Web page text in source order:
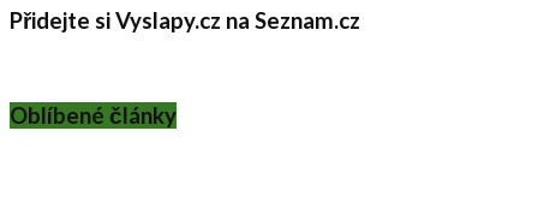
Přidejte si Vyslapy.cz na Seznam.cz
Oblíbené články